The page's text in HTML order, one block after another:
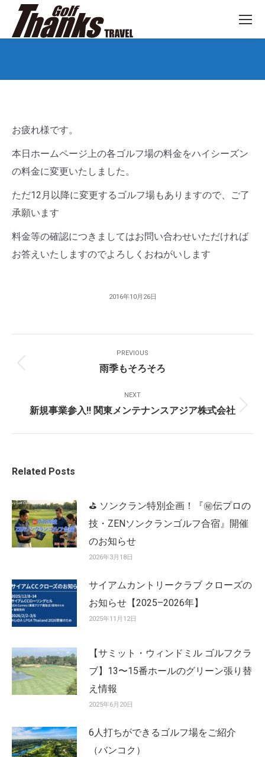
お疲れ様です。
本日ホームページ上の各ゴルフ場の料金をハイシーズン
の料金に変更いたしました。
ただ12月以降に変更するゴルフ場もありますので、ご了
承願います
料金等の確認につきましてはお問い合わせいただければ
お答えいたしますのでよろしくおねがいします
2016年10月26日
Navigation
PREVIOUS
Previous
雨季もそろそろ
NEXT
Next
新規事業参入!! 関東メンテナンスアジア株式会社
Related Posts
⛳ ソンクラン特別企画！『㊙️伝プロの
技・ZENソンクランゴルフ合宿』開催
のお知らせ
2026年3月18日
サイアムカントリークラブ クローズの
お知らせ【2025–2026年】
2025年11月12日
【サミット・ウィンドミル ゴルフクラ
ブ】13〜15番ホールのグリーン張り替
え情報
2025年6月20日
6人打ちができるゴルフ場をご紹介
（バンコク）